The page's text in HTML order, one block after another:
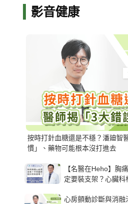
影音健康
按時打針血糖還是不穩？潘廸智
慣」、藥物可能根本沒打進去
【名醫在Heho】胸
定要裝支架？心臟科
心房顫動診斷與消